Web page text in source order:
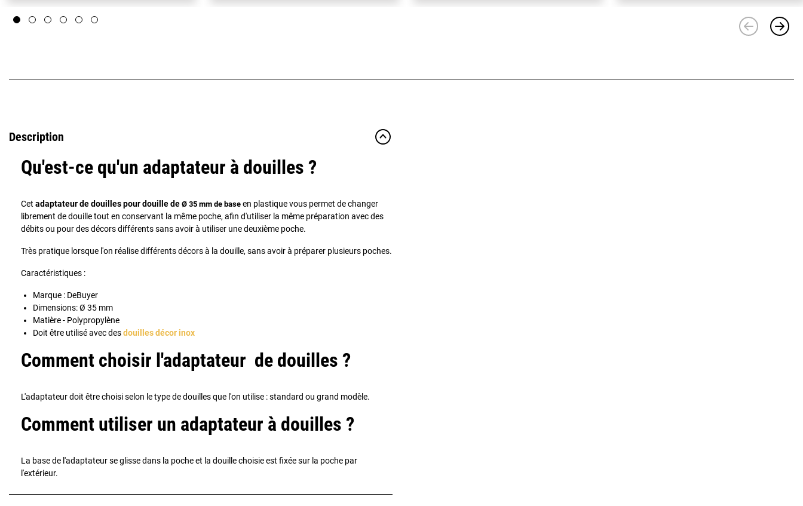
Description
Qu'est-ce qu'un adaptateur à douilles ?
Cet adaptateur de douilles pour douille de Ø 35 mm de base en plastique vous permet de changer
librement de douille tout en conservant la même poche, afin d'utiliser la même préparation avec des
débits ou pour des décors différents sans avoir à utiliser une deuxième poche.
Très pratique lorsque l'on réalise différents décors à la douille, sans avoir à préparer plusieurs poches.
Caractéristiques :
Marque : DeBuyer
Dimensions: Ø 35 mm
Matière - Polypropylène
Doit être utilisé avec desdouilles décor inox
Comment choisir l'adaptateur de douilles ?
L'adaptateur doit être choisi selon le type de douilles que l'on utilise : standard ou grand modèle.
Comment utiliser un adaptateur à douilles ?
La base de l'adaptateur se glisse dans la poche et la douille choisie est fixée sur la poche par
l'extérieur.